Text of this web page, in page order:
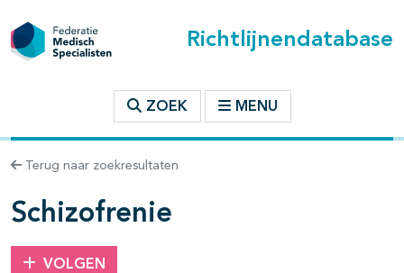
Richtlijnendatabase
ZOEK MENU
Terug naar zoekresultaten
Schizofrenie
VOLGEN
binnen deze richtlijn